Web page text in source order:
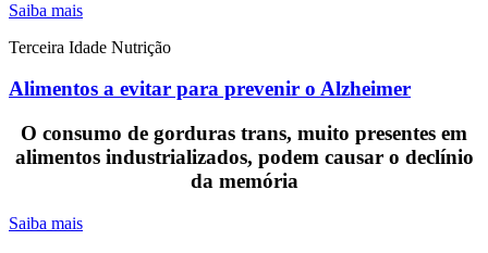
Saiba mais
Terceira Idade Nutrição
Alimentos a evitar para prevenir o Alzheimer
O consumo de gorduras trans, muito presentes em
alimentos industrializados, podem causar o declínio
da memória
Saiba mais